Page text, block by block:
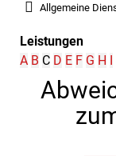
Allgemeine
Leistungen
A B C D E F G H I